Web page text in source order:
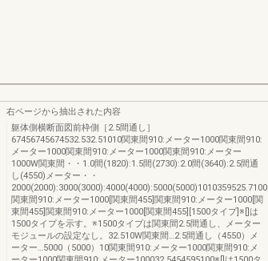
右ページから抽出された内容
躯体側横断面図前枠側［2.5間通し］
67456745674532.532.51010関東間910:メーター1000関東間910:
メーター1000関東間910:メーター1000関東間910:メーター
1000W関東間・・1.0間(1820):1.5間(2730):2.0間(3640):2.5間通
し(4550)メーター・・
2000(2000):3000(3000):4000(4000):5000(5000)1010359525.7100
関東間910:メーター1000[関東間455]関東間910:メーター1000[関
東間455]関東間910:メーター1000[関東間455][1500タイプ]※[]は
1500タイプを示す。※1500タイプは関東間2.5間通し、メーター
モジュールの設定なし。32.510W関東間…2.5間通し（4550）メ
ーター…5000（5000）10関東間910:メーター1000関東間910:メ